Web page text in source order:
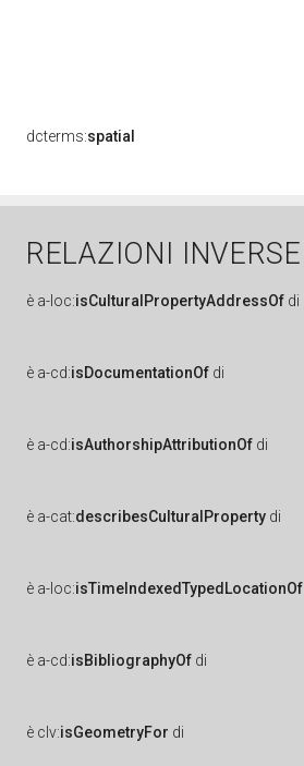
dcterms:spatial
RELAZIONI INVERSE
è a-loc:isCulturalPropertyAddressOf di
è a-cd:isDocumentationOf di
è a-cd:isAuthorshipAttributionOf di
è a-cat:describesCulturalProperty di
è a-loc:isTimeIndexedTypedLocationOf
è a-cd:isBibliographyOf di
è clv:isGeometryFor di